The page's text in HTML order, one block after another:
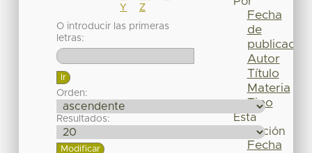
Y
Z
O introducir las primeras
letras:
Orden:
Resultados:
Fecha
de
publicación
Autor
Título
Materia
Tipo
Esta
colección
Fecha